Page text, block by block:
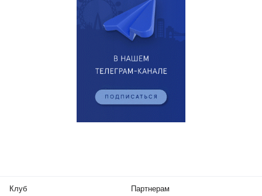
Клуб Партнерам